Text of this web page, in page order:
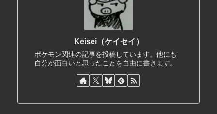
Keisei（ケイセイ）
ポケモン関連の記事を投稿しています。他にも
自分が面白いと思ったことを自由に書きます。